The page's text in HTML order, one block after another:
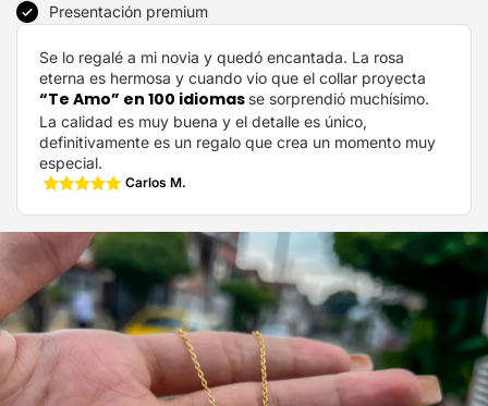
Presentación premium
Se lo regalé a mi novia y quedó encantada. La rosa
eterna es hermosa y cuando vio que el collar proyecta
“Te Amo” en 100 idiomas se sorprendió muchísimo.
La calidad es muy buena y el detalle es único,
definitivamente es un regalo que crea un momento muy
especial.
Carlos M.